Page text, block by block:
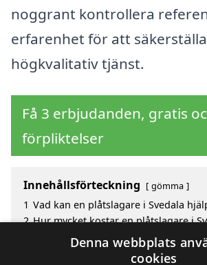
noggrant kontrollera
erfarenhet för att
högkvalitativ tjänst.
Få 3 erbjudanden, gratis
förpliktelser
Innehållsförteckning gömma
1 Vad kan en plåtslagare i Svedala
2 Hur mycket kostar en plåtslagare i
Fördelar med att välja plåtslagare i
Sök efter en skicklig plåtslagare i de
Denna webbplats
cookies